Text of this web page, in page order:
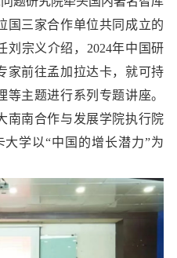
国三家合作单位共同成立的
刘宗义介绍， 2024年中国研
家前往孟加拉达卡，就可持
主题进行系列专题讲座。
南南合作与发展学院执行院
学以“中国的增长潜力”为